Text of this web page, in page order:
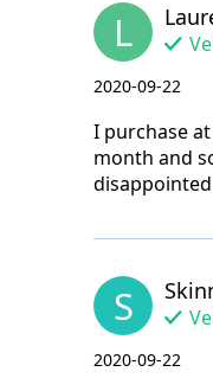
L
2020-09-22
I purchase
month and
S
2020-09-22